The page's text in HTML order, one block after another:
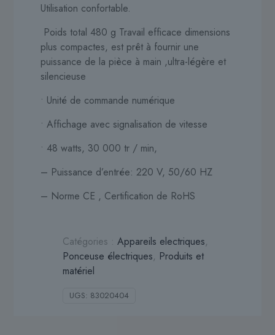
Utilisation confortable.
Poids total 480 g Travail efficace dimensions
plus compactes, est prêt à fournir une
puissance de la pièce à main ,ultra-légère et
silencieuse
• Unité de commande numérique
• Affichage avec signalisation de vitesse
• 48 watts, 30 000 tr / min,
– Puissance d’entrée: 220 V, 50/60 HZ
– Norme CE , Certification de RoHS
Catégories :Appareils electriques,
Ponceuse électriques, Produits et
matériel
UGS: 83020404